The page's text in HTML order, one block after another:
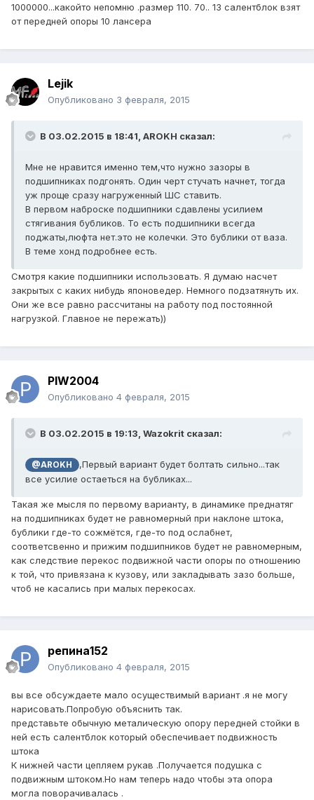
1000000...какойто непомню .размер 110. 70.. 13 салентблок взят
от передней опоры 10 лансера
Lejik
Опубликовано 3 февраля, 2015
В 03.02.2015 в 18:41, AROKH сказал:
Мне не нравится именно тем,что нужно зазоры в
подшипниках подгонять. Один черт стучать начнет, тогда
уж проще сразу нагруженный ШС ставить.
В первом наброске подшипники сдавлены усилием
стягивания бубликов. То есть подшипники всегда
поджаты,люфта нет.это не колечки. Это бублики от ваза.
В теме хонд подробнее есть.
Смотря какие подшипники использовать. Я думаю насчет
закрытых с каких нибудь японоведер. Немного подзатянуть их.
Они же все равно рассчитаны на работу под постоянной
нагрузкой. Главное не пережать))
PIW2004
Опубликовано 4 февраля, 2015
В 03.02.2015 в 19:13, Wazokrit сказал:
@AROKH
,Первый вариант будет болтать сильно...так
все усилие остаеться на бубликах...
Такая же мысля по первому варианту, в динамике преднатяг
на подшипниках будет не равномерный при наклоне штока,
бублики где-то сожмётся, где-то под ослабнет,
соответсвенно и прижим подшипников будет не равномерным,
как следствие перекос подвижной части опоры по отношению
к той, что привязана к кузову, или закладывать зазо больше,
чтоб не касались при малых перекосах.
репина152
Опубликовано 4 февраля, 2015
вы все обсуждаете мало осуществимый вариант .я не могу
нарисовать.Попробую объяснить так.
представьте обычную металическую опору передней стойки в
ней есть салентблок который обеспечивает подвижность
штока
К нижней части цепляем рукав .Получается подушка с
подвижным штоком.Но нам теперь надо чтобы эта опора
могла поворачивалась .